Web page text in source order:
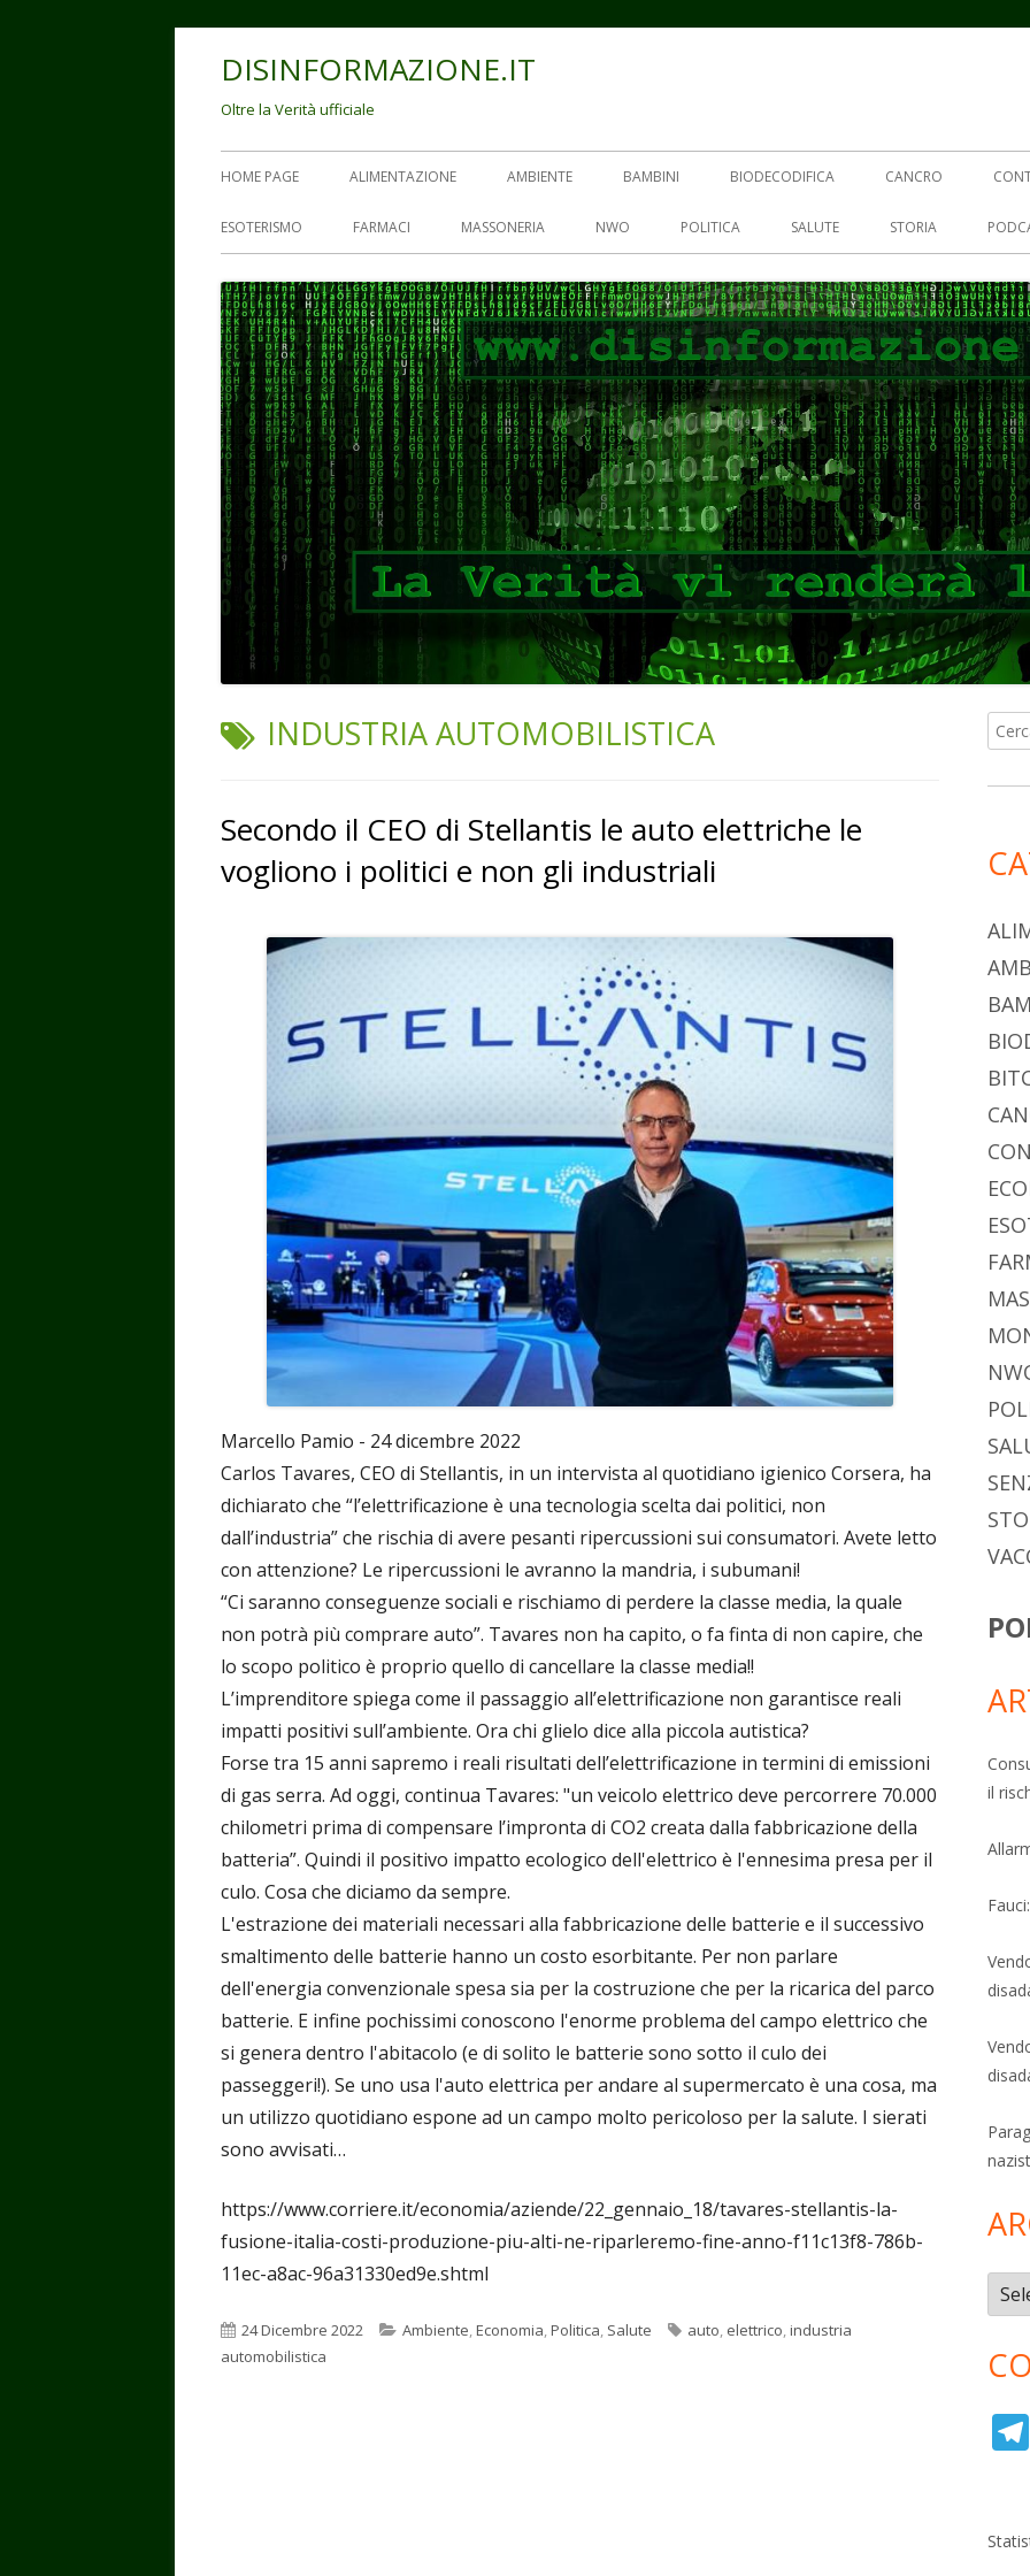
DISINFORMAZIONE.IT
Oltre la Verità ufficiale
Menu
principale
HOME PAGE ALIMENTAZIONE AMBIENTE BAMBINI BIODECODIFICA CANCRO
ESOTERISMO FARMACI MASSONERIA NWO POLITICA SALUTE STORIA
TAG:
INDUSTRIA AUTOMOBILISTICA
Secondo il CEO di Stellantis le auto elettriche le
vogliono i politici e non gli industriali
Marcello Pamio - 24 dicembre 2022
Carlos Tavares, CEO di Stellantis, in un intervista al quotidiano igienico Corsera, ha
dichiarato che “l’elettrificazione è una tecnologia scelta dai politici, non
dall’industria” che rischia di avere pesanti ripercussioni sui consumatori. Avete letto
con attenzione? Le ripercussioni le avranno la mandria, i subumani!
“Ci saranno conseguenze sociali e rischiamo di perdere la classe media, la quale
non potrà più comprare auto”. Tavares non ha capito, o fa finta di non capire, che
lo scopo politico è proprio quello di cancellare la classe media!!
L’imprenditore spiega come il passaggio all’elettrificazione non garantisce reali
impatti positivi sull’ambiente. Ora chi glielo dice alla piccola autistica?
Forse tra 15 anni sapremo i reali risultati dell’elettrificazione in termini di emissioni
di gas serra. Ad oggi, continua Tavares: "un veicolo elettrico deve percorrere 70.000
chilometri prima di compensare l’impronta di CO2 creata dalla fabbricazione della
batteria”. Quindi il positivo impatto ecologico dell'elettrico è l'ennesima presa per il
culo. Cosa che diciamo da sempre.
L'estrazione dei materiali necessari alla fabbricazione delle batterie e il successivo
smaltimento delle batterie hanno un costo esorbitante. Per non parlare
dell'energia convenzionale spesa sia per la costruzione che per la ricarica del parco
batterie. E infine pochissimi conoscono l'enorme problema del campo elettrico che
si genera dentro l'abitacolo (e di solito le batterie sono sotto il culo dei
passeggeri!). Se uno usa l'auto elettrica per andare al supermercato è una cosa, ma
un utilizzo quotidiano espone ad un campo molto pericoloso per la salute. I sierati
sono avvisati…
https://www.corriere.it/economia/aziende/22_gennaio_18/tavares-stellantis-la-
fusione-italia-costi-produzione-piu-alti-ne-riparleremo-fine-anno-f11c13f8-786b-
11ec-a8ac-96a31330ed9e.shtml
Pubblicato
24 Dicembre 2022 Categorie
Ambiente,Economia,Politica, Salute Tag
auto, elettrico,industria
automobilistica
per:
il